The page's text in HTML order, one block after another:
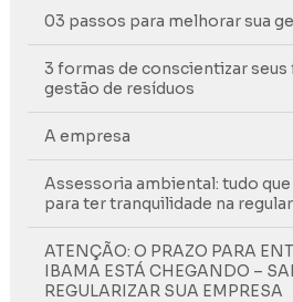
03 passos para melhorar sua
3 formas de conscientizar
gestão de resíduos
A empresa
Assessoria ambiental: tudo
para ter tranquilidade na
ATENÇÃO: O PRAZO PARA
IBAMA ESTÁ CHEGANDO –
REGULARIZAR SUA EMPRESA